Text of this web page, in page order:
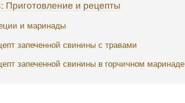
Приготовление и рецепты
и маринады
запеченной свинины с травами
запеченной свинины в горчичном маринаде